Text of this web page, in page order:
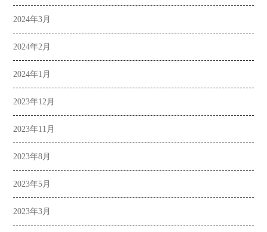
2024年3月
2024年2月
2024年1月
2023年12月
2023年11月
2023年8月
2023年5月
2023年3月